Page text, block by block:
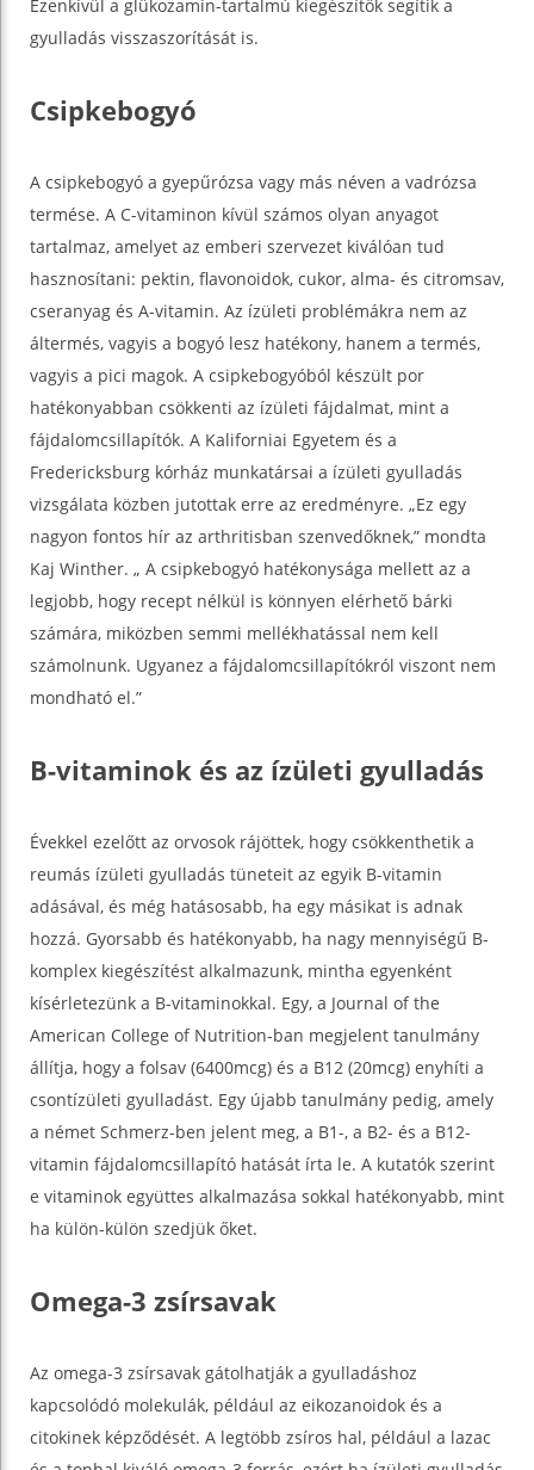
Ezenkívül a glükozamin-tartalmú kiegészítők segítik a
gyulladás visszaszorítását is.
Csipkebogyó
A csipkebogyó a gyepűrózsa vagy más néven a vadrózsa
termése. A C-vitaminon kívül számos olyan anyagot
tartalmaz, amelyet az emberi szervezet kiválóan tud
hasznosítani: pektin, flavonoidok, cukor, alma- és citromsav,
cseranyag és A-vitamin. Az ízületi problémákra nem az
áltermés, vagyis a bogyó lesz hatékony, hanem a termés,
vagyis a pici magok. A csipkebogyóból készült por
hatékonyabban csökkenti az ízületi fájdalmat, mint a
fájdalomcsillapítók. A Kaliforniai Egyetem és a
Fredericksburg kórház munkatársai a ízületi gyulladás
vizsgálata közben jutottak erre az eredményre. „Ez egy
nagyon fontos hír az arthritisban szenvedőknek,” mondta
Kaj Winther. „ A csipkebogyó hatékonysága mellett az a
legjobb, hogy recept nélkül is könnyen elérhető bárki
számára, miközben semmi mellékhatással nem kell
számolnunk. Ugyanez a fájdalomcsillapítókról viszont nem
mondható el.”
B-vitaminok és az ízületi gyulladás
Évekkel ezelőtt az orvosok rájöttek, hogy csökkenthetik a
reumás ízületi gyulladás tüneteit az egyik B-vitamin
adásával, és még hatásosabb, ha egy másikat is adnak
hozzá. Gyorsabb és hatékonyabb, ha nagy mennyiségű B-
komplex kiegészítést alkalmazunk, mintha egyenként
kísérletezünk a B-vitaminokkal. Egy, a Journal of the
American College of Nutrition-ban megjelent tanulmány
állítja, hogy a folsav (6400mcg) és a B12 (20mcg) enyhíti a
csontízületi gyulladást. Egy újabb tanulmány pedig, amely
a német Schmerz-ben jelent meg, a B1-, a B2- és a B12-
vitamin fájdalomcsillapító hatását írta le. A kutatók szerint
e vitaminok együttes alkalmazása sokkal hatékonyabb, mint
ha külön-külön szedjük őket.
Omega-3 zsírsavak
Az omega-3 zsírsavak gátolhatják a gyulladáshoz
kapcsolódó molekulák, például az eikozanoidok és a
citokinek képződését. A legtöbb zsíros hal, például a lazac